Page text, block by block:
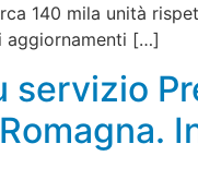
140 mila unità
aggiornamenti […]
servizio